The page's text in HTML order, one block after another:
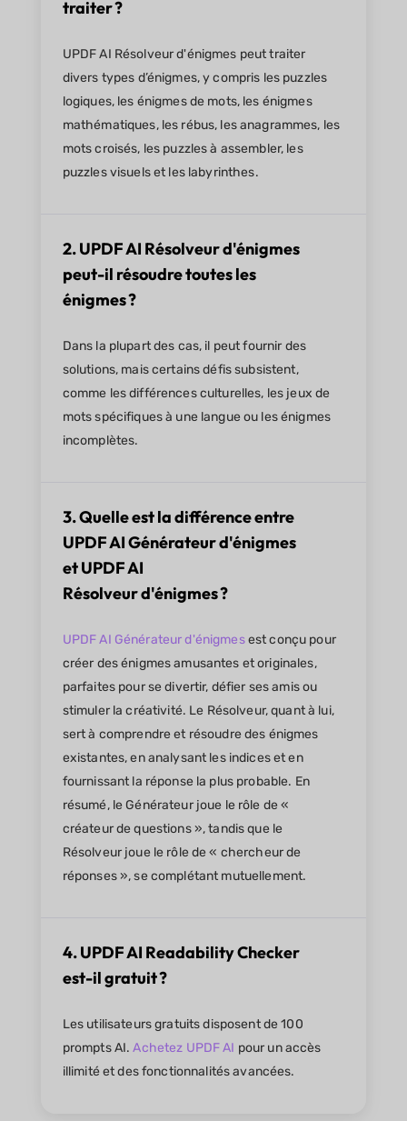
traiter ?
UPDF AI Résolveur d'énigmes peut traiter
divers types d’énigmes, y compris les puzzles
logiques, les énigmes de mots, les énigmes
mathématiques, les rébus, les anagrammes, les
mots croisés, les puzzles à assembler, les
puzzles visuels et les labyrinthes.
2. UPDF AI Résolveur d'énigmes
peut-il résoudre toutes les
énigmes ?
Dans la plupart des cas, il peut fournir des
solutions, mais certains défis subsistent,
comme les différences culturelles, les jeux de
mots spécifiques à une langue ou les énigmes
incomplètes.
3. Quelle est la différence entre
UPDF AI Générateur d'énigmes
et UPDF AI
Résolveur d'énigmes ?
UPDF AI Générateur d'énigmesest conçu pour
créer des énigmes amusantes et originales,
parfaites pour se divertir, défier ses amis ou
stimuler la créativité. Le Résolveur, quant à lui,
sert à comprendre et résoudre des énigmes
existantes, en analysant les indices et en
fournissant la réponse la plus probable. En
résumé, le Générateur joue le rôle de «
créateur de questions », tandis que le
Résolveur joue le rôle de « chercheur de
réponses », se complétant mutuellement.
4. UPDF AI Readability Checker
est-il gratuit ?
Les utilisateurs gratuits disposent de 100
prompts AI.Achetez UPDF AI pour un accès
illimité et des fonctionnalités avancées.